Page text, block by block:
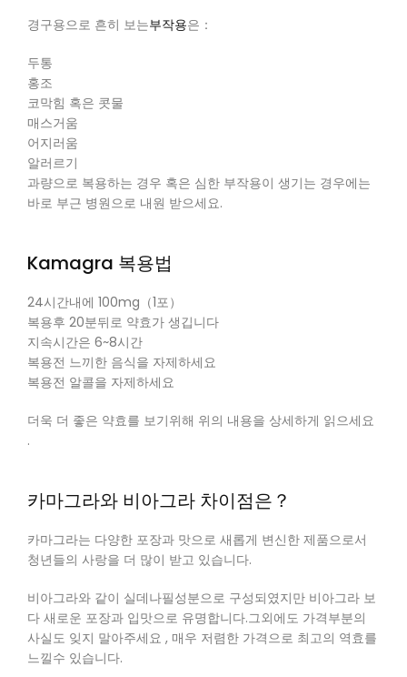
경구용으로 흔히 보는부작용은：
두통
홍조
코막힘 혹은 콧물
매스거움
어지러움
알러르기
과량으로 복용하는 경우 혹은 심한 부작용이 생기는 경우에는
바로 부근 병원으로 내원 받으세요.
Kamagra 복용법
24시간내에 100mg（1포）
복용후 20분뒤로 약효가 생깁니다
지속시간은 6~8시간
복용전 느끼한 음식을 자제하세요
복용전 알콜을 자제하세요
더욱 더 좋은 약효를 보기위해 위의 내용을 상세하게 읽으세요
.
카마그라와 비아그라 차이점은？
카마그라는 다양한 포장과 맛으로 새롭게 변신한 제품으로서
청년들의 사랑을 더 많이 받고 있습니다.
비아그라와 같이 실데나필성분으로 구성되였지만 비아그라 보
다 새로운 포장과 입맛으로 유명합니다.그외에도 가격부분의
사실도 잊지 말아주세요 , 매우 저렴한 가격으로 최고의 역효를
느낄수 있습니다.